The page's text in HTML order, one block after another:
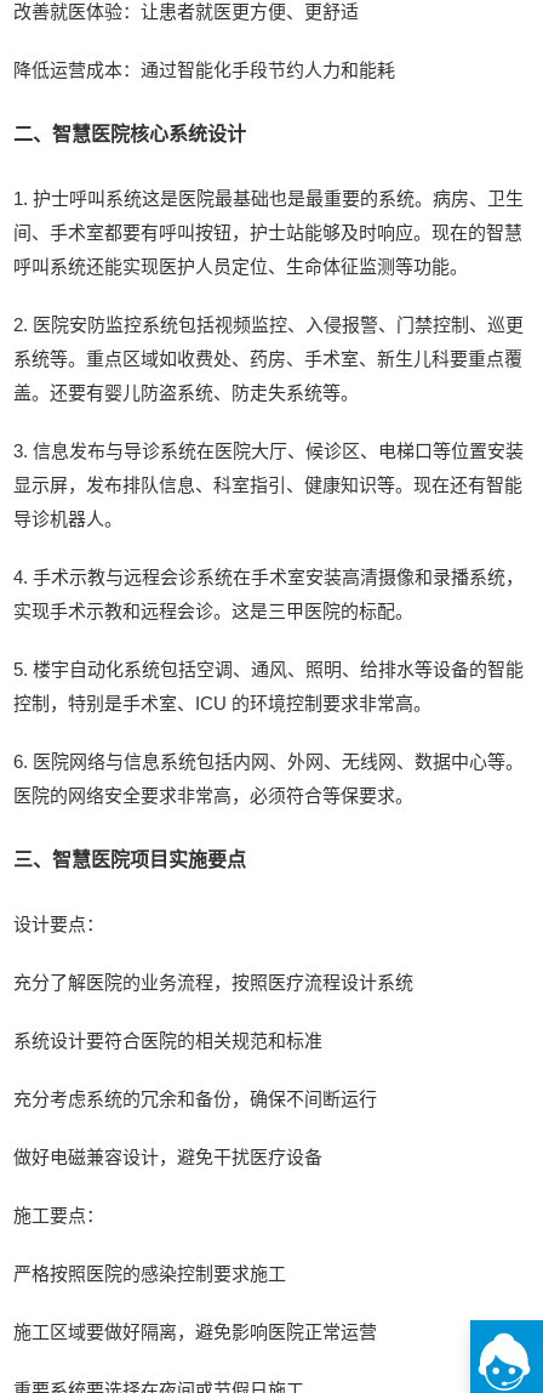
改善就医体验：让患者就医更方便、更舒适
降低运营成本：通过智能化手段节约人力和能耗
二、智慧医院核心系统设计
1. 护士呼叫系统这是医院最基础也是最重要的系统。病房、卫生
间、手术室都要有呼叫按钮，护士站能够及时响应。现在的智慧
呼叫系统还能实现医护人员定位、生命体征监测等功能。
2. 医院安防监控系统包括视频监控、入侵报警、门禁控制、巡更
系统等。重点区域如收费处、药房、手术室、新生儿科要重点覆
盖。还要有婴儿防盗系统、防走失系统等。
3. 信息发布与导诊系统在医院大厅、候诊区、电梯口等位置安装
显示屏，发布排队信息、科室指引、健康知识等。现在还有智能
导诊机器人。
4. 手术示教与远程会诊系统在手术室安装高清摄像和录播系统，
实现手术示教和远程会诊。这是三甲医院的标配。
5. 楼宇自动化系统包括空调、通风、照明、给排水等设备的智能
控制，特别是手术室、ICU 的环境控制要求非常高。
6. 医院网络与信息系统包括内网、外网、无线网、数据中心等。
医院的网络安全要求非常高，必须符合等保要求。
三、智慧医院项目实施要点
设计要点：
充分了解医院的业务流程，按照医疗流程设计系统
系统设计要符合医院的相关规范和标准
充分考虑系统的冗余和备份，确保不间断运行
做好电磁兼容设计，避免干扰医疗设备
施工要点：
严格按照医院的感染控制要求施工
施工区域要做好隔离，避免影响医院正常运营